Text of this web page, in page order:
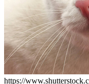
https://